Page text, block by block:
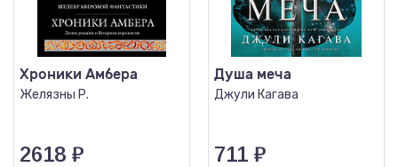
Хроники Амбера
Желязны Р.
2618 ₽
Душа меча
Джули Кагава
711 ₽